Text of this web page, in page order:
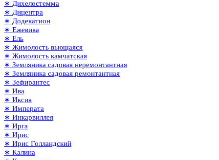
∗ Дихелостемма
∗ Дицентра
∗ Додекатион
∗ Ежевика
∗ Ель
∗ Жимолость вьющаяся
∗ Жимолость камчатская
∗ Земляника садовая неремонтантная
∗ Земляника садовая ремонтантная
∗ Зефирантес
∗ Ива
∗ Иксия
∗ Императа
∗ Инкарвиллея
∗ Ирга
∗ Ирис
∗ Ирис Голландский
∗ Калина